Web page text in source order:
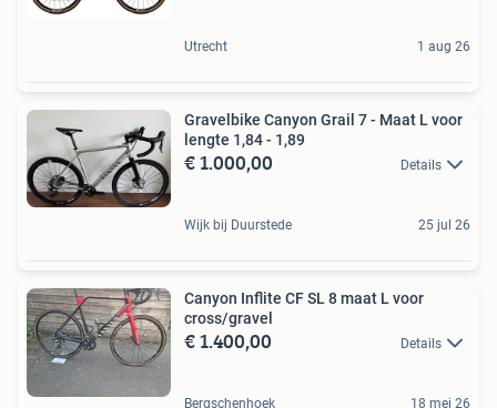
Utrecht 1 aug 26
Gravelbike Canyon Grail 7 - Maat L voor
lengte 1,84 - 1,89
€ 1.000,00 Details
Wijk bij Duurstede 25 jul 26
Canyon Inflite CF SL 8 maat L voor
cross/gravel
€ 1.400,00 Details
Bergschenhoek 18 mei 26